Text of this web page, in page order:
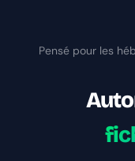
Pensé pour les